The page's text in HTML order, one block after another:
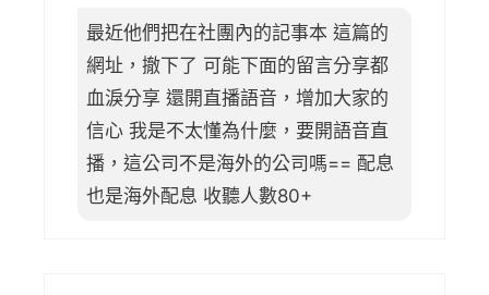
最近他們把在社團內的記事本 這篇的
網址，撤下了 可能下面的留言分享都
血淚分享 還開直播語音，增加大家的
信心 我是不太懂為什麼，要開語音直
播，這公司不是海外的公司嗎== 配息
也是海外配息 收聽人數80+